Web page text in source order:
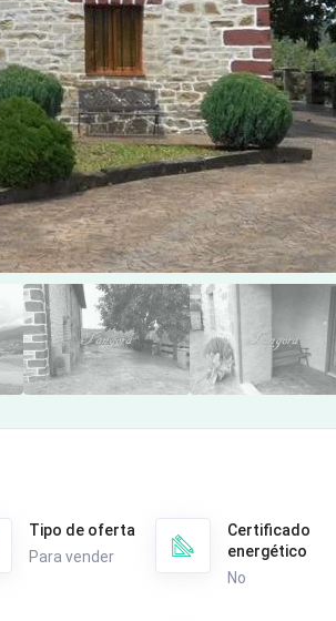
Tipo de oferta
Para vender
Certificado
energético
No